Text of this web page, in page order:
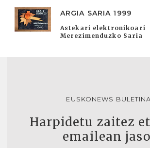
ARGIA SARIA 1999
Astekari elektronikoari
Merezimenduzko Saria
EUSKONEWS BULETINA
Harpidetu zaitez
emailean